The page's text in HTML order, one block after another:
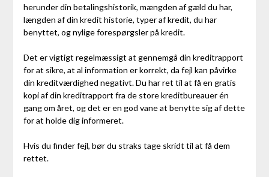
herunder din betalingshistorik, mængden af gæld du har,
længden af din kredit historie, typer af kredit, du har
benyttet, og nylige forespørgsler på kredit.
Det er vigtigt regelmæssigt at gennemgå din kreditrapport
for at sikre, at al information er korrekt, da fejl kan påvirke
din kreditværdighed negativt. Du har ret til at få en gratis
kopi af din kreditrapport fra de store kreditbureauer én
gang om året, og det er en god vane at benytte sig af dette
for at holde dig informeret.
Hvis du finder fejl, bør du straks tage skridt til at få dem
rettet.